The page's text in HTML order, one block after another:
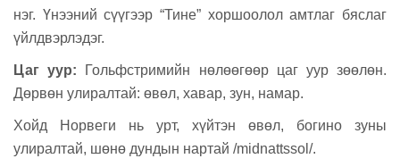
нэг. Үнээний сүүгээр “Тине” хоршоолол амтлаг бяслаг
үйлдвэрлэдэг.
Цаг уур: Гольфстримийн нөлөөгөөр цаг уур зөөлөн.
Дөрвөн улиралтай: өвөл, хавар, зун, намар.
Хойд Норвеги нь урт, хүйтэн өвөл, богино зуны
улиралтай, шөнө дундын нартай /midnattssol/.